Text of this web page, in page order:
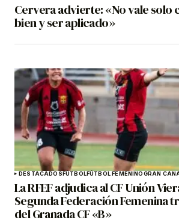
Cervera advierte: «No vale solo
bien y ser aplicado»
DESTACADOSFÚTBOLFÚTBOL FEMENINOGRAN
La RFEF adjudica al CF Unión
Segunda Federación Femenina
del Granada CF «B»